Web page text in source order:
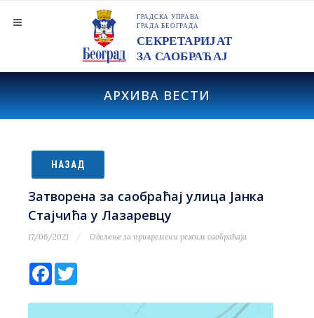
АРХИВА ВЕСТИ
НАЗАД
Затворена за саобраћај улица Јанка
Стајчића у Лазаревцу
17/06/2021 Одељење за привремени режим саобраћаја
Facebook